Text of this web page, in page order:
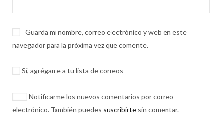
Guarda mi nombre, correo electrónico y web en este
navegador para la próxima vez que comente.
Sí, agrégame a tu lista de correos
Notificarme los nuevos comentarios por correo
electrónico. También puedes suscribirte sin comentar.